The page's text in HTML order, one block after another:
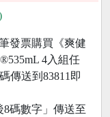
發票購買《爽健
4入組任
傳送到83811即
8碼數字」傳送至